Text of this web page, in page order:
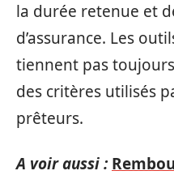
la durée retenue et
d’assurance. Les
tiennent pas
des critères utilisés
prêteurs.
A voir aussi :